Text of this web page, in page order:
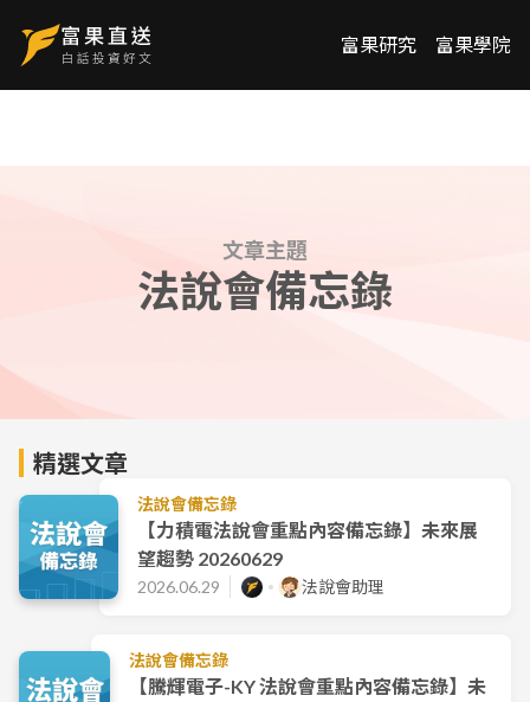
富果研究 富果學院
文章主題
法說會備忘錄
精選文章
法說會備忘錄
【力積電法說會重點內容備忘錄】未來展
望趨勢 20260629
2026.06.29 法說會助理
法說會備忘錄
【騰輝電子-KY 法說會重點內容備忘錄】未